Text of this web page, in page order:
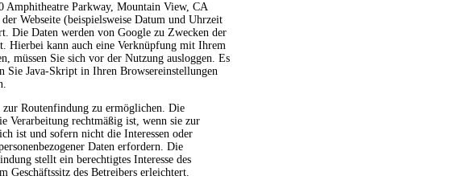
Amphitheatre Parkway, Mountain View, CA
Webseite (beispielsweise Datum und Uhrzeit
Die Daten werden von Google zu Zwecken der
Hierbei kann auch eine Verknüpfung mit Ihrem
müssen Sie sich vor der Nutzung ausloggen. Es
Sie Java-Skript in Ihren Browsereinstellungen
Routenfindung zu ermöglichen. Die
Verarbeitung rechtmäßig ist, wenn sie zur
ist und sofern nicht die Interessen oder
Daten erfordern. Die
stellt ein berechtigtes Interesse des
des Betreibers erleichtert.